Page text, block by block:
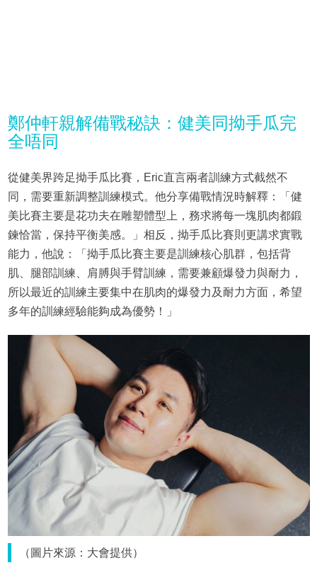
鄭仲軒親解備戰秘訣：健美同拗手瓜完
全唔同
從健美界跨足拗手瓜比賽，Eric直言兩者訓練方式截然不
同，需要重新調整訓練模式。他分享備戰情況時解釋：「健
美比賽主要是花功夫在雕塑體型上，務求將每一塊肌肉都鍛
鍊恰當，保持平衡美感。」相反，拗手瓜比賽則更講求實戰
能力，他說：「拗手瓜比賽主要是訓練核心肌群，包括背
肌、腿部訓練、肩膊與手臂訓練，需要兼顧爆發力與耐力，
所以最近的訓練主要集中在肌肉的爆發力及耐力方面，希望
多年的訓練經驗能夠成為優勢！」
（圖片來源：大會提供）